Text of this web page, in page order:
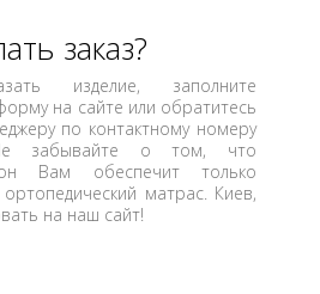
заказ?
изделие, заполните
на сайте или обратитесь
по контактному номеру
забывайте о том, что
Вам обеспечит только
матрас. Киев,
на наш сайт!